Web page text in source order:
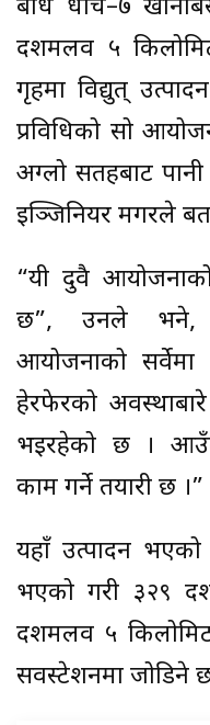
बाँध धार्चे–७
दशमलव ५
गृहमा विद्युत्
प्रविधिको सो
अग्लो सतहबाट
इञ्जिनियर मगरले
“यी दुवै
छ”, उनले भने,
आयोजनाको
हेरफेरको
भइरहेको छ ।
काम गर्ने तयारी छ ।”
यहाँ उत्पादन भएको
भएको गरी ३२९
दशमलव ५
सवस्टेशनमा जोडिने